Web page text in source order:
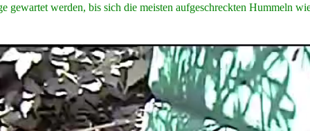
gewartet werden, bis sich die meisten aufgeschreckten Hummeln